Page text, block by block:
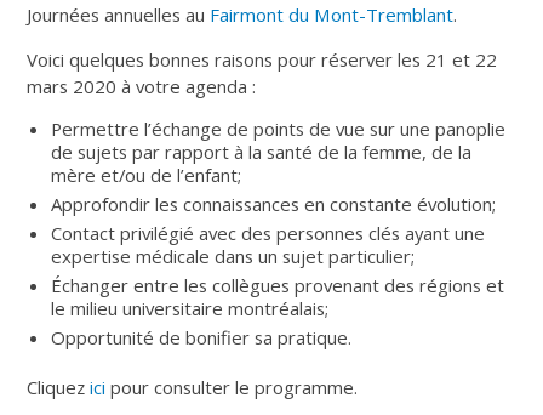
Journées annuelles au Fairmont du Mont-Tremblant.
Voici quelques bonnes raisons pour réserver les 21 et 22
mars 2020 à votre agenda :
Permettre l’échange de points de vue sur une panoplie
de sujets par rapport à la santé de la femme, de la
mère et/ou de l’enfant;
Approfondir les connaissances en constante évolution;
Contact privilégié avec des personnes clés ayant une
expertise médicale dans un sujet particulier;
Échanger entre les collègues provenant des régions et
le milieu universitaire montréalais;
Opportunité de bonifier sa pratique.
Cliquezici pour consulter le programme.